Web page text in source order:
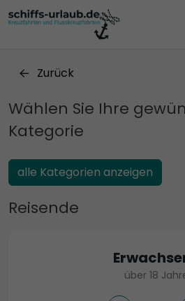
Zurück
Wählen Sie Ihre
Kategorie
alle Kategorien anzeigen
Reisende
über 18